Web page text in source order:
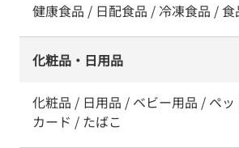
健康食品 / 日配食品 / 冷凍食品 /
化粧品・日用品
化粧品 / 日用品 / ベビー用品 / ペッ
カード / たばこ